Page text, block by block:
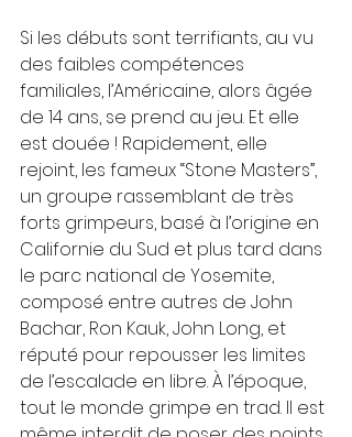
Si les débuts sont terrifiants, au vu
des faibles compétences
familiales, l’Américaine, alors âgée
de 14 ans, se prend au jeu. Et elle
est douée ! Rapidement, elle
rejoint, les fameux “Stone Masters”,
un groupe rassemblant de très
forts grimpeurs, basé à l’origine en
Californie du Sud et plus tard dans
le parc national de Yosemite,
composé entre autres de John
Bachar, Ron Kauk, John Long, et
réputé pour repousser les limites
de l’escalade en libre. À l’époque,
tout le monde grimpe en trad. Il est